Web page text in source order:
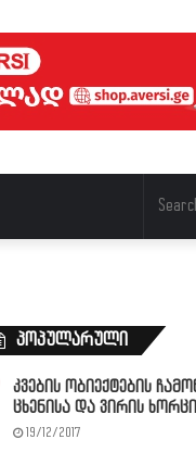
პოპულარული
კვების ობიექტების
ცხენისა და ვირის
19/12/2017